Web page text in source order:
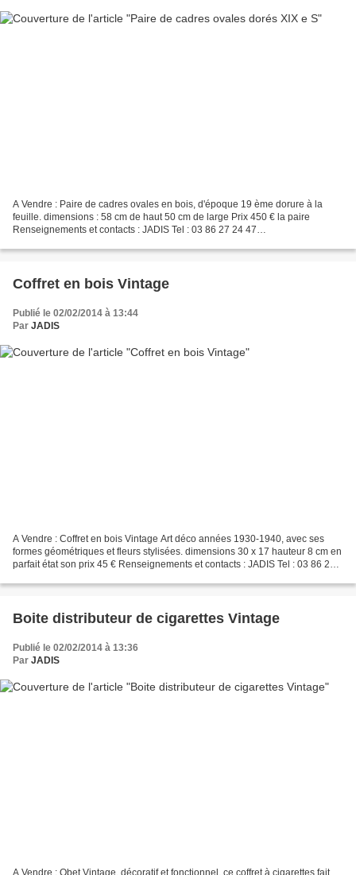
A Vendre : Paire de cadres ovales en bois, d'époque 19 ème dorure à la
feuille. dimensions : 58 cm de haut 50 cm de large Prix 450 € la paire
Renseignements et contacts : JADIS Tel : 03 86 27 24 47
Coffret en bois Vintage
Publié le 02/02/2014 à 13:44
Par JADIS
A Vendre : Coffret en bois Vintage Art déco années 1930-1940, avec ses
formes géométriques et fleurs stylisées. dimensions 30 x 17 hauteur 8 cm en
parfait état son prix 45 € Renseignements et contacts : JADIS Tel : 03 86 27
Boite distributeur de cigarettes Vintage
Publié le 02/02/2014 à 13:36
Par JADIS